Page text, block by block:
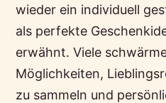
wieder ein individuell
als perfekte
erwähnt. Viele
Möglichkeiten,
zu sammeln und